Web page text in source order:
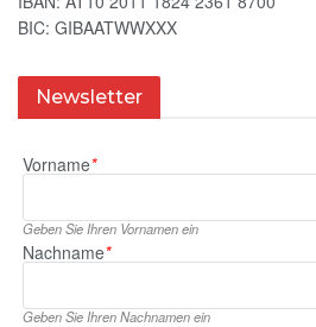
BIC: GIBAATWWXXX
Newsletter
Vorname*
Geben Sie Ihren Vornamen ein
Nachname*
Geben Sie Ihren Nachnamen ein